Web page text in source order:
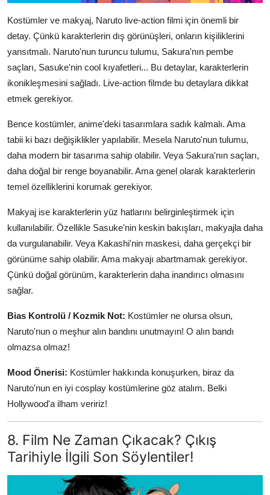
Kostümler ve makyaj, Naruto live-action filmi için önemli bir
detay. Çünkü karakterlerin dış görünüşleri, onların kişiliklerini
yansıtmalı. Naruto'nun turuncu tulumu, Sakura'nın pembe
saçları, Sasuke'nin cool kıyafetleri... Bu detaylar, karakterlerin
ikonikleşmesini sağladı. Live-action filmde bu detaylara dikkat
etmek gerekiyor.
Bence kostümler, anime'deki tasarımlara sadık kalmalı. Ama
tabii ki bazı değişiklikler yapılabilir. Mesela Naruto'nun tulumu,
daha modern bir tasarıma sahip olabilir. Veya Sakura'nın saçları,
daha doğal bir renge boyanabilir. Ama genel olarak karakterlerin
temel özelliklerini korumak gerekiyor.
Makyaj ise karakterlerin yüz hatlarını belirginleştirmek için
kullanılabilir. Özellikle Sasuke'nin keskin bakışları, makyajla daha
da vurgulanabilir. Veya Kakashi'nin maskesi, daha gerçekçi bir
görünüme sahip olabilir. Ama makyajı abartmamak gerekiyor.
Çünkü doğal görünüm, karakterlerin daha inandırıcı olmasını
sağlar.
Bias Kontrolü / Kozmik Not: Kostümler ne olursa olsun,
Naruto'nun o meşhur alın bandını unutmayın! O alın bandı
olmazsa olmaz!
Mood Önerisi: Kostümler hakkında konuşurken, biraz da
Naruto'nun en iyi cosplay kostümlerine göz atalım. Belki
Hollywood'a ilham veririz!
8. Film Ne Zaman Çıkacak? Çıkış
Tarihiyle İlgili Son Söylentiler!